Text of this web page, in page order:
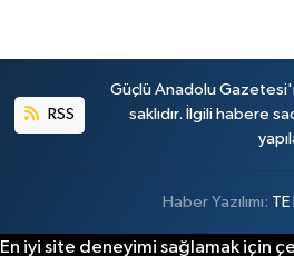
RSS
Güçlü Anadolu
saklıdır. İlgili habere
Haber Yazılımı: TE
En iyi site deneyimi sağlamak için